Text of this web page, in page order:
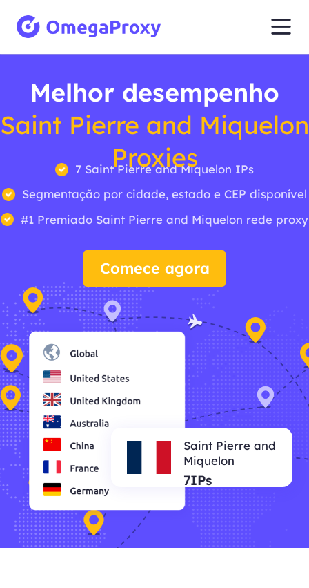
Melhor desempenho
Saint Pierre and Miquelon
Proxies
7 Saint Pierre and Miquelon IPs
Segmentação por cidade, estado e CEP disponível
#1 Premiado Saint Pierre and Miquelon rede proxy
Comece agora
Saint Pierre and
Miquelon
7IPs